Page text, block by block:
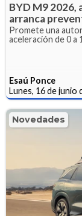
BYD M9 2026,
arranca
Promete una
aceleración de 0 a
Esaú Ponce
Lunes, 16 de junio
Novedades